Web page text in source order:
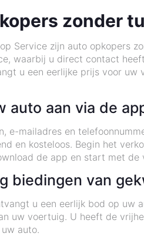
zonder
Service zijn auto opkopers
waarbij u direct contact
u een eerlijke prijs voor
auto aan via de
e-mailadres en
en kosteloos. Begin het
de app en start met de
biedingen van
u een eerlijk bod op uw
uw voertuig. U heeft de
auto.